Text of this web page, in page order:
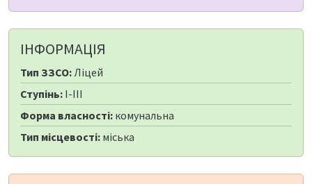
ІНФОРМАЦІЯ
Тип ЗЗСО:Ліцей
Ступінь: I-III
Форма власності: комунальна
Тип місцевості: міська